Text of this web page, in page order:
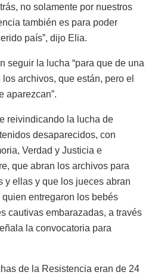
no solamente por nuestros
también es para poder
país”, dijo Elia.
seguir la lucha “para que de una
archivos, que están, pero el
aparezcan”.
reivindicando la lucha de
desaparecidos, con
Verdad y Justicia e
que abran los archivos para
y ellas y que los jueces abran
entregaron los bebés
cautivas embarazadas, a través
la convocatoria para
de la Resistencia eran de 24